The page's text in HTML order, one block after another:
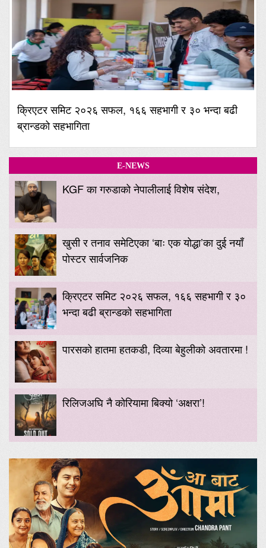
क्रिएटर समिट २०२६ सफल, १६६ सहभागी र ३० भन्दा बढी
ब्रान्डको सहभागिता
E-NEWS
KGF का गरुडाको नेपालीलाई विशेष संदेश,
खुसी र तनाव समेटिएका ‘बाः एक योद्धा’का दुई नयाँ
पोस्टर सार्वजनिक
क्रिएटर समिट २०२६ सफल, १६६ सहभागी र ३०
भन्दा बढी ब्रान्डको सहभागिता
पारसको हातमा हतकडी, दिव्या बेहुलीको अवतारमा !
रिलिजअघि नै कोरियामा बिक्यो ‘अक्षरा’!